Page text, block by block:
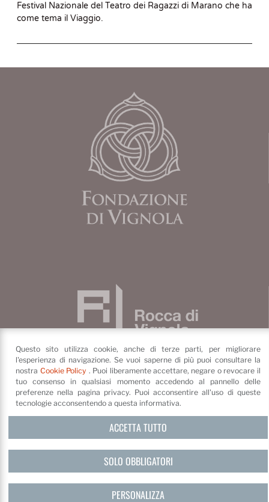
Festival Nazionale del Teatro dei Ragazzi di Marano che ha
come tema il Viaggio.
Fondazione di Vignola
Piazza dei Contrari, 4 41058
Questo sito utilizza cookie, anche di terze parti, per migliorare
l'esperienza di navigazione. Se vuoi saperne di più puoi consultare la
nostra Cookie Policy . Puoi liberamente accettare, negare o revocare il
tuo consenso in qualsiasi momento accedendo al pannello delle
preferenze nella pagina privacy. Puoi acconsentire all'uso di queste
tecnologie acconsentendo a questa informativa.
ACCETTA TUTTO
SOLO OBBLIGATORI
PERSONALIZZA